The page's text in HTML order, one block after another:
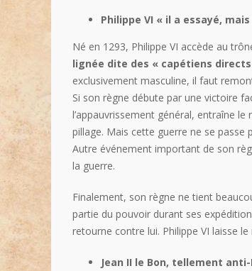
Philippe VI « il a essayé,
Né en 1293, Philippe VI accède au
lignée dite des « capétiens
exclusivement masculine, il faut
Si son règne débute par une victoire
l’appauvrissement général, entraîne le
pillage. Mais cette guerre ne se passe
Autre événement important de son
la guerre.
Finalement, son règne ne tient
partie du pouvoir durant ses
retourne contre lui. Philippe VI laisse
Jean II le Bon, tellement